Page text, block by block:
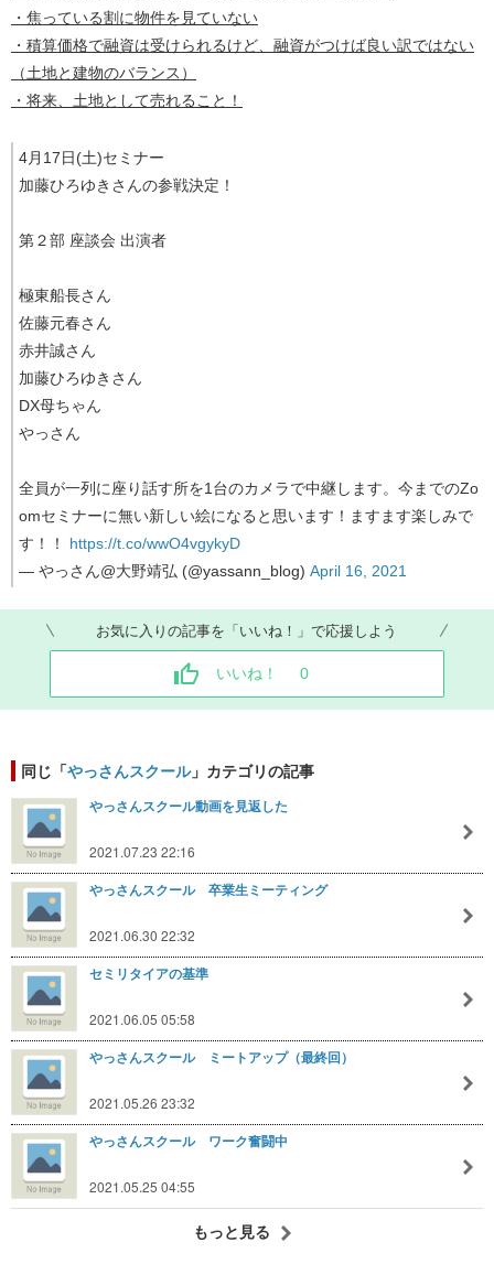
・焦っている割に物件を見ていない
・積算価格で融資は受けられるけど、融資がつけば良い訳ではない
（土地と建物のバランス）
・将来、土地として売れること！
4月17日(土)セミナー
加藤ひろゆきさんの参戦決定！
第２部 座談会 出演者
極東船長さん
佐藤元春さん
赤井誠さん
加藤ひろゆきさん
DX母ちゃん
やっさん
全員が一列に座り話す所を1台のカメラで中継します。今までのZo
omセミナーに無い新しい絵になると思います！ますます楽しみで
す！！ https://t.co/wwO4vgykyD
— やっさん@大野靖弘 (@yassann_blog) April 16, 2021
お気に入りの記事を「いいね！」で応援しよう
いいね！ 0
同じ「やっさんスクール」カテゴリの記事
やっさんスクール動画を見返した
2021.07.23 22:16
やっさんスクール 卒業生ミーティング
2021.06.30 22:32
セミリタイアの基準
2021.06.05 05:58
やっさんスクール ミートアップ（最終回）
2021.05.26 23:32
やっさんスクール ワーク奮闘中
2021.05.25 04:55
もっと見る